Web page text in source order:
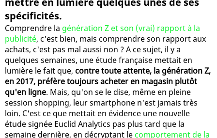
spécificités.
Comprendre la génération Z et son (vrai) rapport à la
publicité, c'est bien, mais comprendre son rapport aux
achats, c'est pas mal aussi non ? A ce sujet, il y a
quelques semaines, une étude française mettait en
lumière le fait que, contre toute attente, la génération Z,
en 2017, préfère toujours acheter en magasin plutôt
qu'en ligne. Mais, qu'on se le dise, même en pleine
session shopping, leur smartphone n'est jamais très
loin. C'est ce que mettait en évidence une nouvelle
étude signée Euclid Analytics pas plus tard que la
semaine dernière, en décryptant le comportement de la